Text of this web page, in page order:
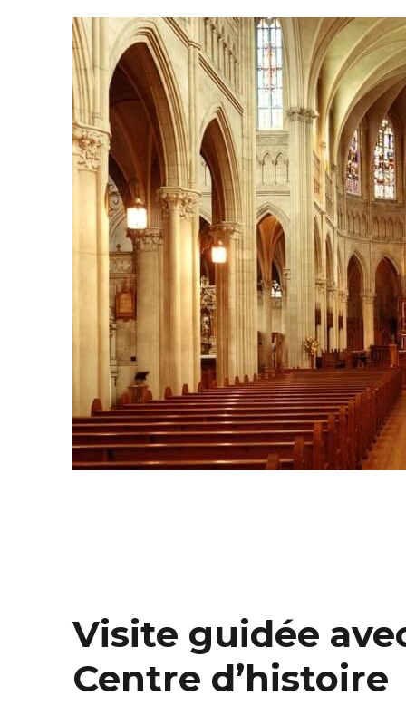
Visite guidée
Centre d’histoire